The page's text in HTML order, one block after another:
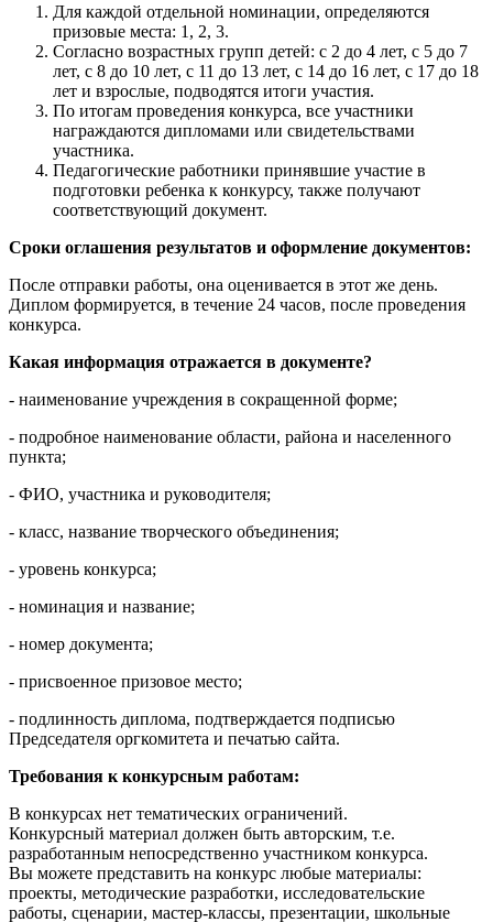
Для каждой отдельной номинации, определяются
призовые места: 1, 2, 3.
Согласно возрастных групп детей: с 2 до 4 лет, с 5 до 7
лет, с 8 до 10 лет, с 11 до 13 лет, с 14 до 16 лет, с 17 до 18
лет и взрослые, подводятся итоги участия.
По итогам проведения конкурса, все участники
награждаются дипломами или свидетельствами
участника.
Педагогические работники принявшие участие в
подготовки ребенка к конкурсу, также получают
соответствующий документ.
Сроки оглашения результатов и оформление документов:
После отправки работы, она оценивается в этот же день.
Диплом формируется, в течение 24 часов, после проведения
конкурса.
Какая информация отражается в документе?
- наименование учреждения в сокращенной форме;
- подробное наименование области, района и населенного
пункта;
- ФИО, участника и руководителя;
- класс, название творческого объединения;
- уровень конкурса;
- номинация и название;
- номер документа;
- присвоенное призовое место;
- подлинность диплома, подтверждается подписью
Председателя оргкомитета и печатью сайта.
Требования к конкурсным работам:
В конкурсах нет тематических ограничений.
Конкурсный материал должен быть авторским, т.е.
разработанным непосредственно участником конкурса.
Вы можете представить на конкурс любые материалы:
проекты, методические разработки, исследовательские
работы, сценарии, мастер-классы, презентации, школьные